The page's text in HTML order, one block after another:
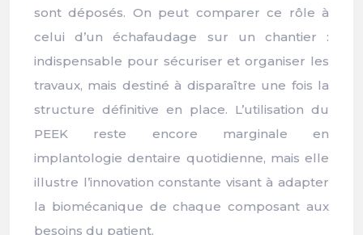
sont déposés. On peut comparer ce rôle à
celui d’un échafaudage sur un chantier :
indispensable pour sécuriser et organiser les
travaux, mais destiné à disparaître une fois la
structure définitive en place. L’utilisation du
PEEK reste encore marginale en
implantologie dentaire quotidienne, mais elle
illustre l’innovation constante visant à adapter
la biomécanique de chaque composant aux
besoins du patient.